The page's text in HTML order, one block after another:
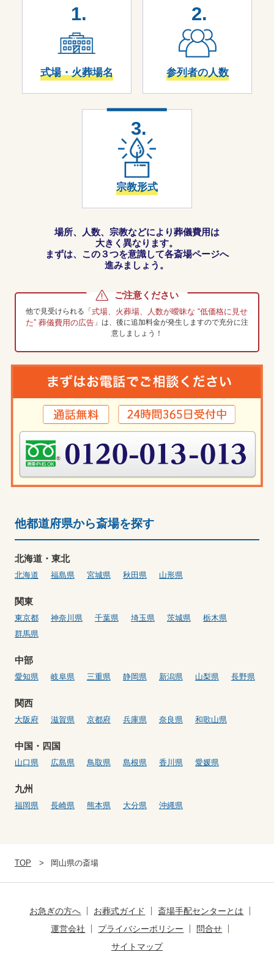
1.
式場・火葬場名
2.
参列者の人数
3.
宗教形式
場所、人数、宗教などにより葬儀費用は
大きく異なります。
まずは、この３つを意識して各斎場ページへ
進みましょう。
ご注意ください
他で見受けられる「式場、火葬場、人数が曖昧な “低価格に見せ
た” 葬儀費用の広告」は、 後に追加料金が発生しますので充分に注
意しましょう！
他都道府県から斎場を探す
北海道・東北
北海道 福島県 宮城県 秋田県 山形県
関東
東京都 神奈川県 千葉県 埼玉県 茨城県
栃木県
群馬県
中部
愛知県 岐阜県 三重県 静岡県 新潟県 山梨県 長野県
関西
大阪府 滋賀県 京都府 兵庫県 奈良県 和歌山県
中国・四国
山口県 広島県 鳥取県 島根県 香川県 愛媛県
九州
福岡県 長崎県 熊本県 大分県 沖縄県
TOP 岡山県の斎場
お急ぎの方へ お葬式ガイド
斎場手配センターとは
運営会社
プライバシーポリシー
問合せ
サイトマップ